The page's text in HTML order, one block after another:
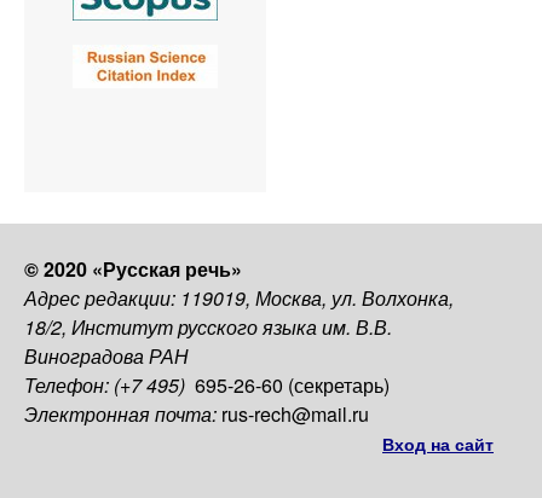
© 2020 «Русская речь»
Адрес редакции: 119019, Москва, ул. Волхонка,
18/2, Институт русского языка им. В.В.
Виноградова РАН
Телефон: (+7 495) 695-26-60 (секретарь)
Электронная почта: rus-rech@mail.ru
Вход на сайт